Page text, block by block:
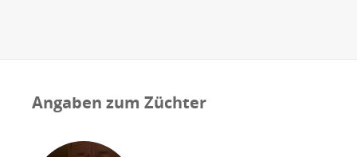
Angaben zum Züchter